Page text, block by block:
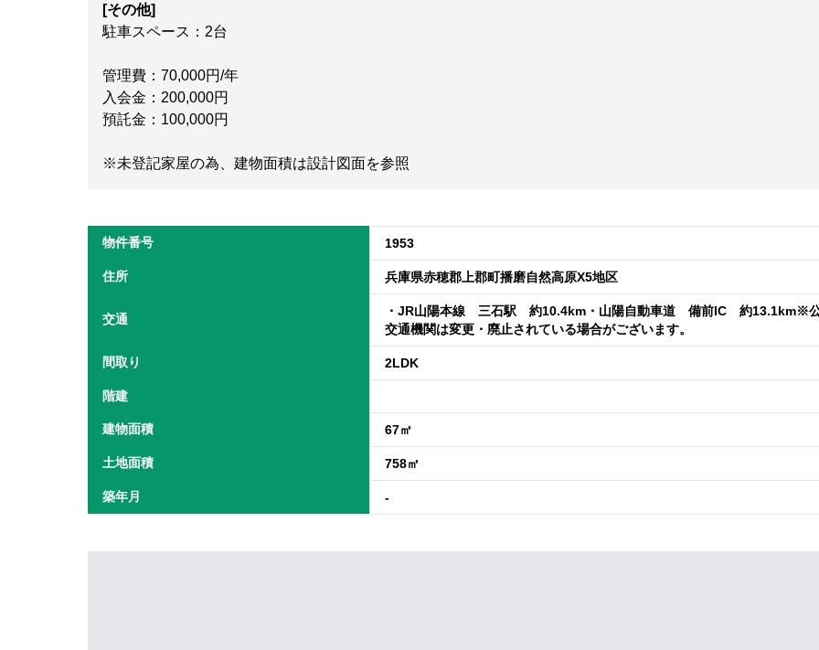
[その他]
駐車スペース：2台
管理費：70,000円/年
入会金：200,000円
預託金：100,000円
※未登記家屋の為、建物面積は設計図面を参照
物件番号 1953
住所 兵庫県赤穂郡上郡町播磨自然高原X5地区
交通
・JR山陽本線 三石駅 約10.4km・山陽自動車道 備前IC 約13.1km※
交通機関は変更・廃止されている場合がございます。
間取り 2LDK
階建
建物面積 67㎡
土地面積 758㎡
築年月 -